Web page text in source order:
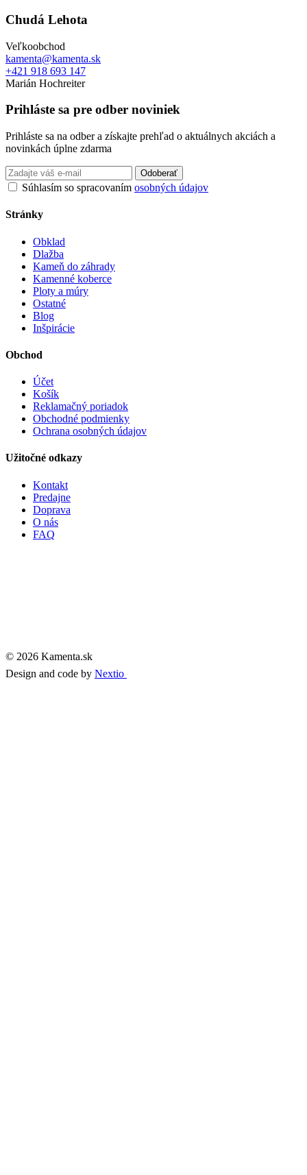
Chudá Lehota
Veľkoobchod
kamenta@kamenta.sk
+421 918 693 147
Marián Hochreiter
Prihláste sa pre odber noviniek
Prihláste sa na odber a získajte prehľad o aktuálnych akciách a
novinkách úplne zdarma
Odoberať
Súhlasím so spracovaním osobných údajov
Stránky
Obklad
Dlažba
Kameň do záhrady
Kamenné koberce
Ploty a múry
Ostatné
Blog
Inšpirácie
Obchod
Účet
Košík
Reklamačný poriadok
Obchodné podmienky
Ochrana osobných údajov
Užitočné odkazy
Kontakt
Predajne
Doprava
O nás
FAQ
© 2026 Kamenta.sk
Design and code by Nextio